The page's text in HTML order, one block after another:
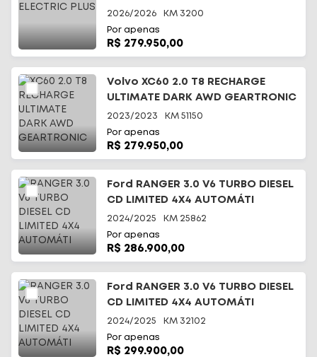
2026/2026 KM 3200
Por apenas
R$ 279.950,00
Volvo XC60 2.0 T8 RECHARGE
ULTIMATE DARK AWD GEARTRONIC
2023/2023 KM 51150
Por apenas
R$ 279.950,00
Ford RANGER 3.0 V6 TURBO DIESEL
CD LIMITED 4X4 AUTOMÁTI
2024/2025 KM 25862
Por apenas
R$ 286.900,00
Ford RANGER 3.0 V6 TURBO DIESEL
CD LIMITED 4X4 AUTOMÁTI
2024/2025 KM 32102
Por apenas
R$ 299.900,00